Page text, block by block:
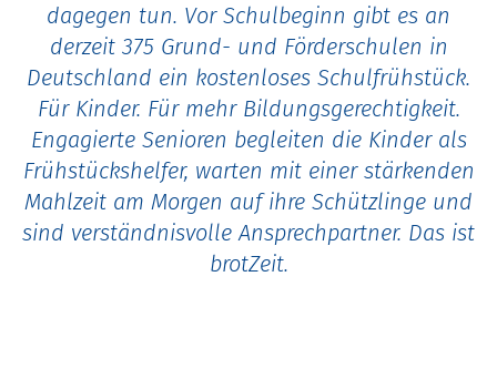
dagegen tun. Vor Schulbeginn gibt es an
derzeit 375 Grund- und Förderschulen in
Deutschland ein kostenloses Schulfrühstück.
Für Kinder. Für mehr Bildungsgerechtigkeit.
Engagierte Senioren begleiten die Kinder als
Frühstückshelfer, warten mit einer stärkenden
Mahlzeit am Morgen auf ihre Schützlinge und
sind verständnisvolle Ansprechpartner. Das ist
brotZeit.